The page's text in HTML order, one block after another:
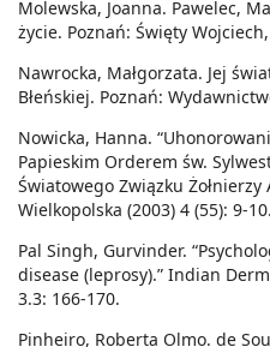
Molewska, Joanna. Pawelec,
życie. Poznań: Święty
Nawrocka, Małgorzata. Jej
Błeńskiej. Poznań:
Nowicka, Hanna.
Papieskim Orderem św.
Światowego Związku
Wielkopolska (2003) 4 (55): 9-10.
Pal Singh, Gurvinder.
disease (leprosy).” Indian
3.3: 166-170.
Pinheiro, Roberta Olmo. de